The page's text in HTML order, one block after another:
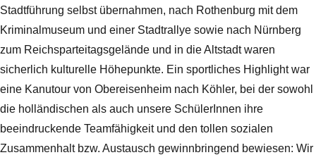
Stadtführung selbst übernahmen, nach Rothenburg mit dem
Kriminalmuseum und einer Stadtrallye sowie nach Nürnberg
zum Reichsparteitagsgelände und in die Altstadt waren
sicherlich kulturelle Höhepunkte. Ein sportliches Highlight war
eine Kanutour von Obereisenheim nach Köhler, bei der sowohl
die holländischen als auch unsere SchülerInnen ihre
beeindruckende Teamfähigkeit und den tollen sozialen
Zusammenhalt bzw. Austausch gewinnbringend bewiesen: Wir